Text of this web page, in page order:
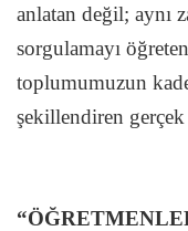
anlatan değil; aynı
sorgulamayı
toplumumuzun
şekillendiren gerçek